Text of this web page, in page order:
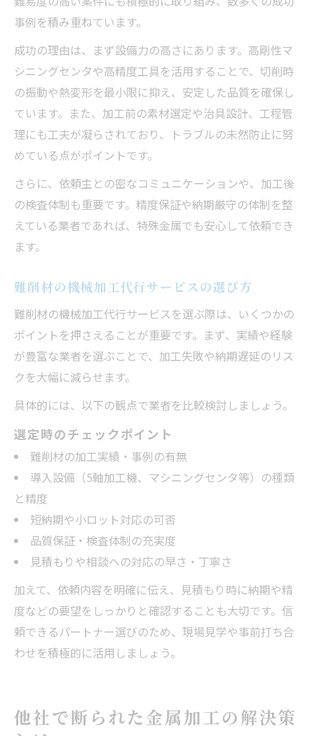
事例を積み重ねています。
成功の理由は、まず設備力の高さにあります。高剛性マ
シニングセンタや高精度工具を活用することで、切削時
の振動や熱変形を最小限に抑え、安定した品質を確保し
ています。また、加工前の素材選定や治具設計、工程管
理にも工夫が凝らされており、トラブルの未然防止に努
めている点がポイントです。
さらに、依頼主との密なコミュニケーションや、加工後
の検査体制も重要です。精度保証や納期厳守の体制を整
えている業者であれば、特殊金属でも安心して依頼でき
ます。
難削材の機械加工代行サービスの選び方
難削材の機械加工代行サービスを選ぶ際は、いくつかの
ポイントを押さえることが重要です。まず、実績や経験
が豊富な業者を選ぶことで、加工失敗や納期遅延のリス
クを大幅に減らせます。
具体的には、以下の観点で業者を比較検討しましょう。
選定時のチェックポイント
難削材の加工実績・事例の有無
導入設備（5軸加工機、マシニングセンタ等）の種類
と精度
短納期や小ロット対応の可否
品質保証・検査体制の充実度
見積もりや相談への対応の早さ・丁寧さ
加えて、依頼内容を明確に伝え、見積もり時に納期や精
度などの要望をしっかりと確認することも大切です。信
頼できるパートナー選びのため、現場見学や事前打ち合
わせを積極的に活用しましょう。
他社で断られた金属加工の解決策